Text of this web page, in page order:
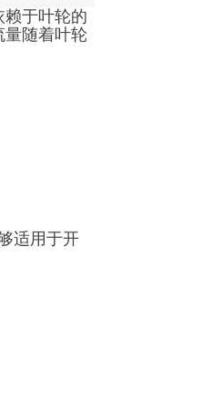
于叶轮的
随着叶轮
适用于开